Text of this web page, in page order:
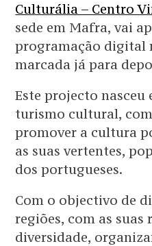
Culturália – Centro
sede em Mafra, vai
programação digital
marcada já para
Este projecto nasceu
turismo cultural,
promover a cultura
as suas vertentes,
dos portugueses.
Com o objectivo de
regiões, com as
diversidade,